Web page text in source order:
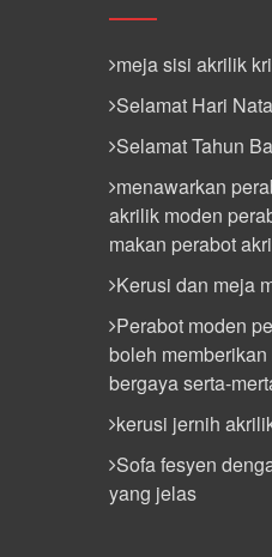
meja sisi akrilik
Selamat Hari
Selamat Tahun
menawarkan
akrilik moden
makan perabot
Kerusi dan meja
Perabot moden
boleh
bergaya serta-
kerusi jernih
Sofa fesyen
yang jelas